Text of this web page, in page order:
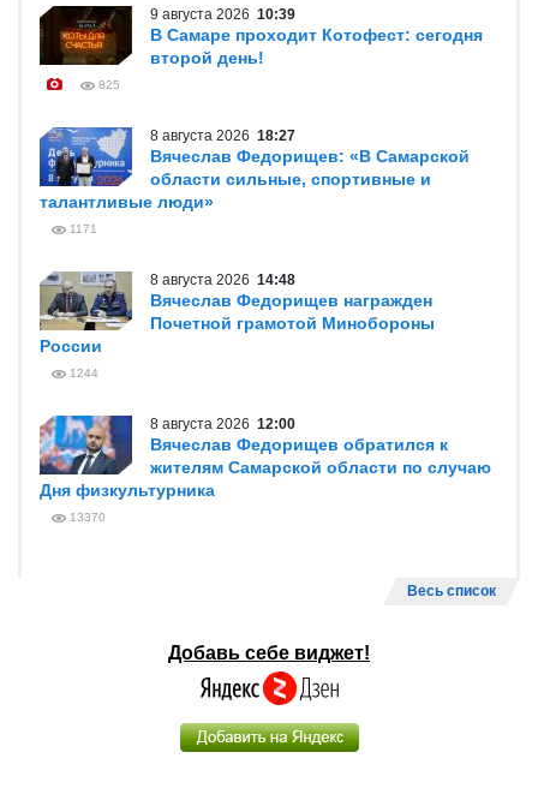
9 августа 2026 10:39
В Самаре проходит Котофест: сегодня
второй день!
825
8 августа 2026 18:27
Вячеслав Федорищев: «В Самарской
области сильные, спортивные и
талантливые люди»
1171
8 августа 2026 14:48
Вячеслав Федорищев награжден
Почетной грамотой Минобороны
России
1244
8 августа 2026 12:00
Вячеслав Федорищев обратился к
жителям Самарской области по случаю
Дня физкультурника
13370
Весь список
Добавь себе виджет!